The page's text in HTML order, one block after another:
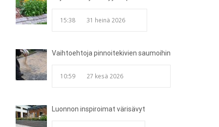
15:38 31 heinä 2026
Vaihtoehtoja pinnoitekivien saumoihin
10:59 27 kesä 2026
Luonnon inspiroimat värisävyt